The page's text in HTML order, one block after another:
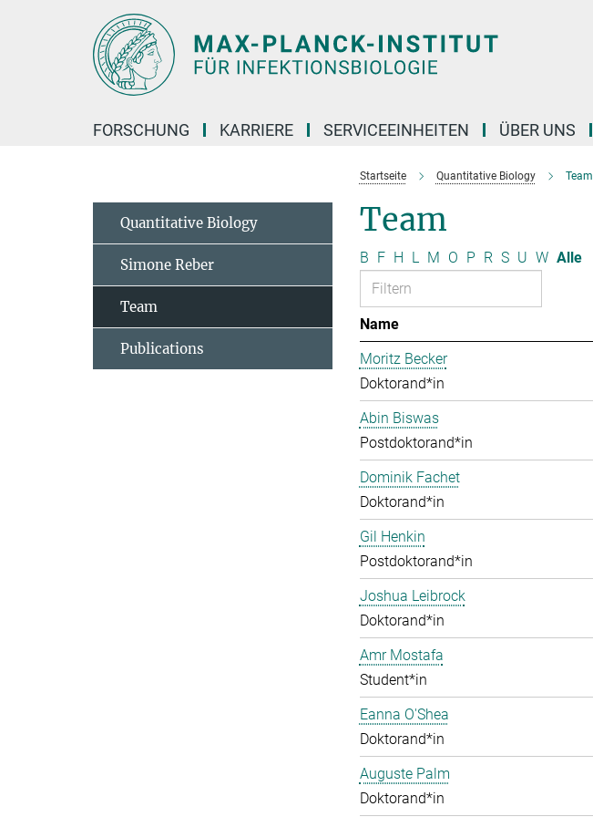
FORSCHUNG KARRIERE SERVICEEINHEITEN ÜBER UNS
Startseite Quantitative Biology Team
Team
B F H L M O P R S U W Alle
Name
Moritz Becker
Doktorand*in
Abin Biswas
Postdoktorand*in
Dominik Fachet
Doktorand*in
Gil Henkin
Postdoktorand*in
Joshua Leibrock
Doktorand*in
Amr Mostafa
Student*in
Eanna O'Shea
Doktorand*in
Auguste Palm
Doktorand*in
Quantitative Biology
Simone Reber
Team
Publications